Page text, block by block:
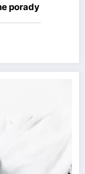
porady